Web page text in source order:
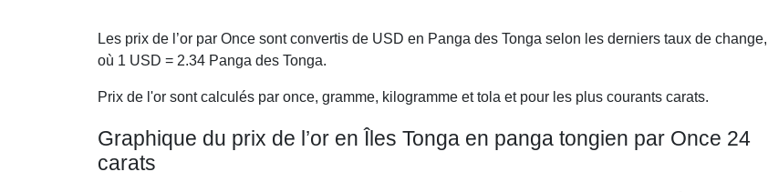
Les prix de l’or par Once sont convertis de USD en Panga des Tonga selon les derniers taux de change,
où 1 USD = 2.34 Panga des Tonga.
Prix de l'or sont calculés par once, gramme, kilogramme et tola et pour les plus courants carats.
Graphique du prix de l’or en Îles Tonga en panga tongien par Once 24
carats